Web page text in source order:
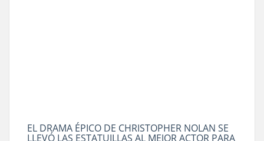
EL DRAMA ÉPICO DE CHRISTOPHER NOLAN SE
LLEVÓ LAS ESTATUILLAS AL MEJOR ACTOR PARA